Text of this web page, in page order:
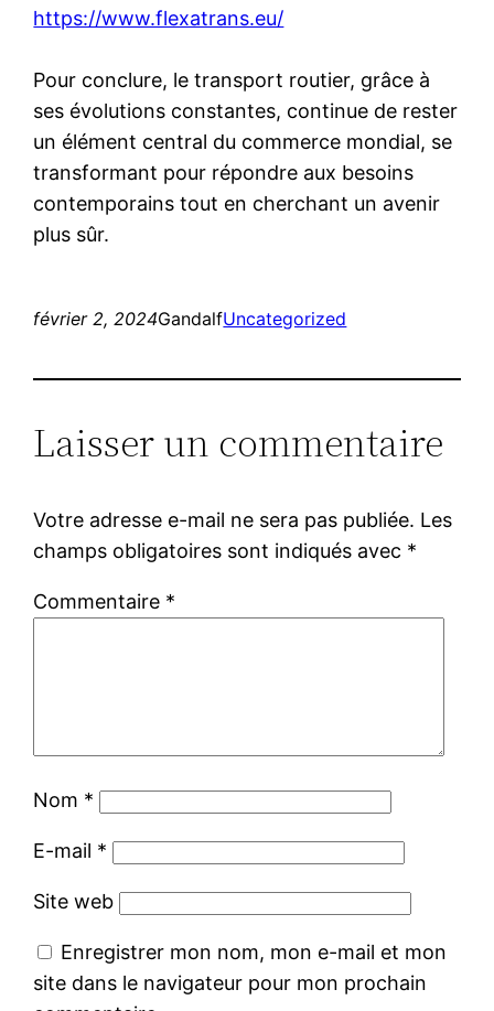
https://www.flexatrans.eu/
Pour conclure, le transport routier, grâce à
ses évolutions constantes, continue de rester
un élément central du commerce mondial, se
transformant pour répondre aux besoins
contemporains tout en cherchant un avenir
plus sûr.
février 2, 2024GandalfUncategorized
Laisser un commentaire
Votre adresse e-mail ne sera pas publiée. Les
champs obligatoires sont indiqués avec *
Commentaire *
Nom *
E-mail *
Site web
Enregistrer mon nom, mon e-mail et mon
site dans le navigateur pour mon prochain